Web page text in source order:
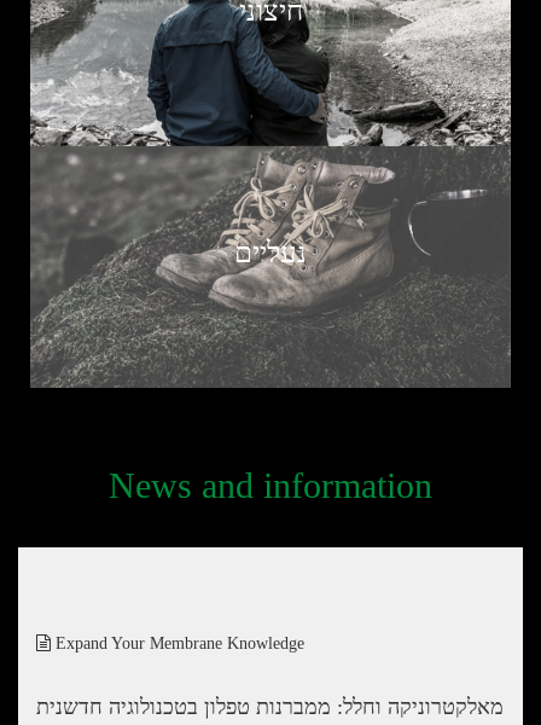
חיצוני
נעליים
News and information
Expand Your Membrane Knowledge
מאלקטרוניקה וחלל: ממברנות טפלון בטכנולוגיה חדשנית